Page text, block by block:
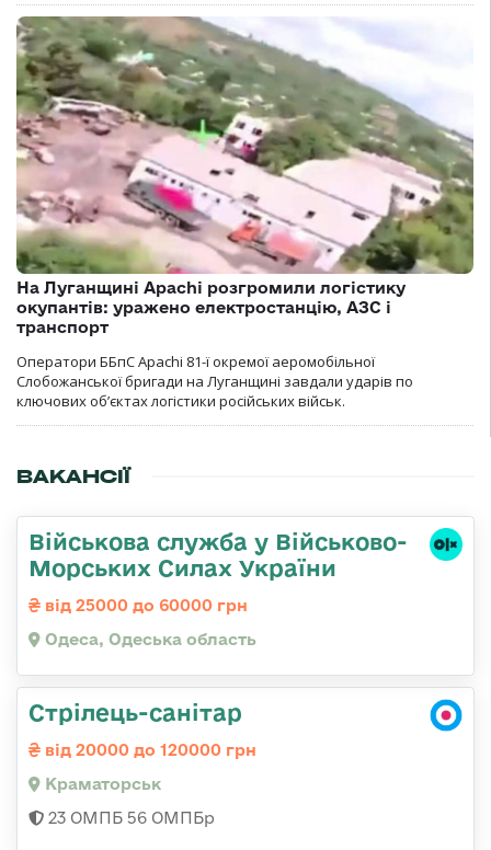
На Луганщині Apachi розгромили логістику
окупантів: уражено електростанцію, АЗС і
транспорт
Оператори ББпС Apachi 81-ї окремої аеромобільної
Слобожанської бригади на Луганщині завдали ударів по
ключових об’єктах логістики російських військ.
ВАКАНСІЇ
Військова служба у Військово-
Морських Силах України
від 25000 до 60000 грн
Одеса, Одеська область
Стрілець-санітар
від 20000 до 120000 грн
Краматорськ
23 ОМПБ 56 ОМПБр